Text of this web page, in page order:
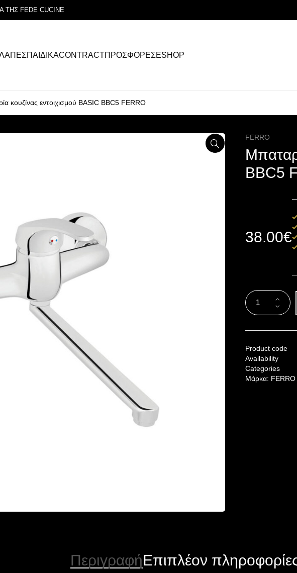
FEDE CUCINE
ΠΑΙΔΙΚΑCONTRACTΠΡΟΣΦΟΡΕΣESHOP
κουζίνας εντοιχισμού BASIC BBC5 FERRO
FERRO
BBC5
38.00€
Product code
Availability
Categories
Μάρκα: FERRO
ΠεριγραφήΕπιπλέον